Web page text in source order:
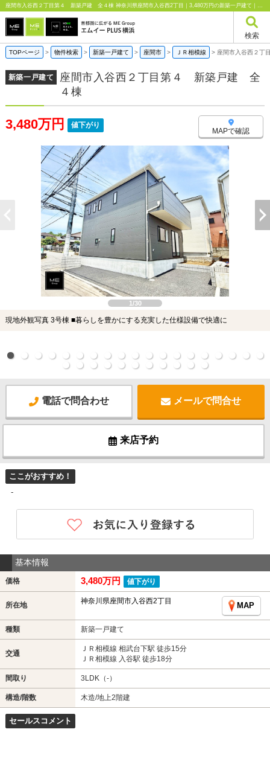
座間市入谷西２丁目第４ 新築戸建 全４棟 神奈川県座間市入谷西2丁目｜3,480万円の新築一戸建て｜エムイーPLUS横浜
検索
TOPページ > 物件検索 > 新築一戸建て > 座間市 > ＪＲ相模線 > 座間市入谷西２
新築一戸建て
座間市入谷西２丁目第４ 新築戸建 全
４棟
3,480万円 値下がり
MAPで確認
1/30
現地外観写真 3号棟 ■暮らしを豊かにする充実した仕様設備で快適に
電話で問合わせ メールで問合せ
来店予約
ここがおすすめ！
-
基本情報
価格 3,480万円 値下がり
所在地 神奈川県座間市入谷西2丁目
MAP
種類 新築一戸建て
交通
ＪＲ相模線 相武台下駅 徒歩15分
ＪＲ相模線 入谷駅 徒歩18分
間取り 3LDK（-）
構造/階数 木造/地上2階建
セールスコメント